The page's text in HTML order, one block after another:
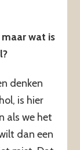
wat is
denken
is hier
als we het
dan een